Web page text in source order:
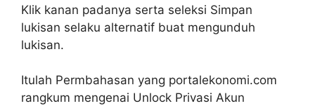
Klik kanan padanya serta seleksi Simpan
lukisan selaku alternatif buat mengunduh
lukisan.
Itulah Permbahasan yang portalekonomi.com
rangkum mengenai Unlock Privasi Akun